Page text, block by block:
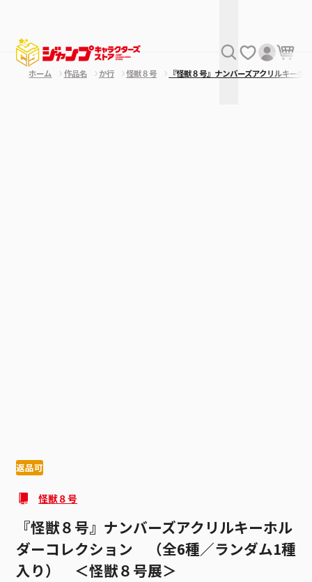
ホーム 作品名 か行 怪獣８号 『怪獣８号』ナンバーズアクリルキー
返品可
怪獣８号
『怪獣８号』ナンバーズアクリルキーホル
ダーコレクション （全6種／ランダム1種
入り） ＜怪獣８号展＞